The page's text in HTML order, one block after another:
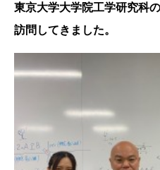
東京大学大学院工学研究科
訪問してきました。